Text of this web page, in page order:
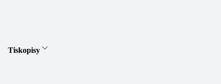
Tiskopisy